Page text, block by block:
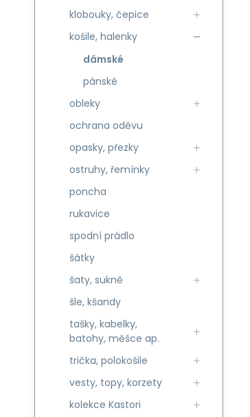
klobouky, čepice
košile, halenky
dámské
pánské
obleky
ochrana oděvu
opasky, přezky
ostruhy, řemínky
poncha
rukavice
spodní prádlo
šátky
šaty, sukně
šle, kšandy
tašky, kabelky,
batohy, měšce ap.
trička, polokošile
vesty, topy, korzety
kolekce Kastori